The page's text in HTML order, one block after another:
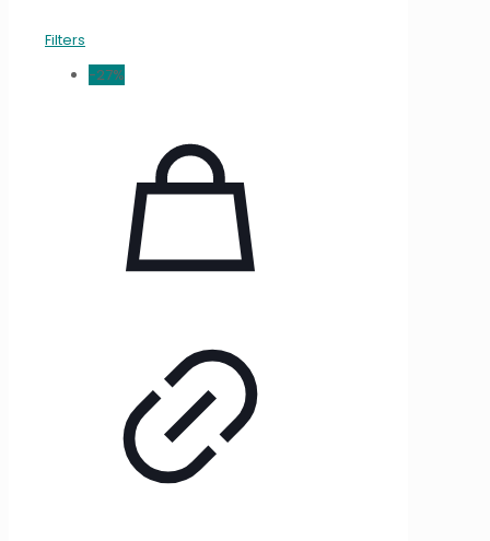
Filters
-27%